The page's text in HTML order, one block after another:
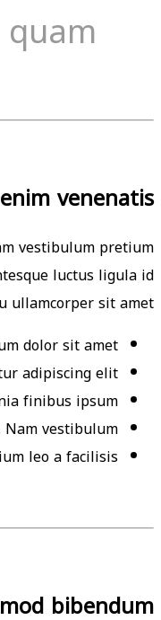
venenatis
vestibulum pretium
luctus ligula id
ullamcorper sit amet
dolor sit amet
adipiscing elit
finibus ipsum
vestibulum
leo a facilisis.
bibendum